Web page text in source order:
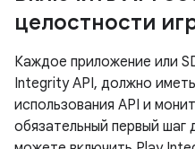
целостности
Каждое приложение или
Integrity API, должно
использования API и
обязательный первый шаг